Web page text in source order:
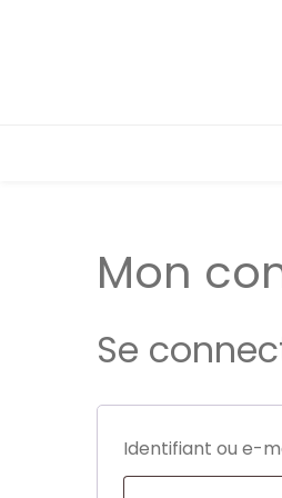
Mon
Se
Identifiant ou e-